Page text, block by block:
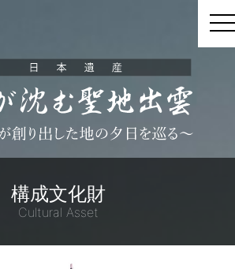
構成文化財
Cultural Asset